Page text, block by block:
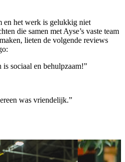
en het werk is gelukkig niet
die samen met Ayse’s vaste team
lieten de volgende reviews
is sociaal en behulpzaam!”
was vriendelijk.”